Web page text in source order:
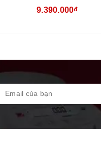
9.390.000₫